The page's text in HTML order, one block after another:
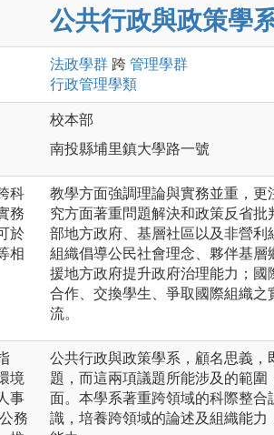
公共行政與政策學
法政學群 跨 管理學群
行政管理學類
校本部
南投縣埔里鎮大學路一號
科
務
於
相
教學方面強調理論與實務並重，
究方面著重問題解決和政策反省
部地方政府、基層社區以及非營利
組織倡導公民社會理念、夥伴基
援地方政府提升政府治理能力；
合作、交換學生、爭取國際組織
流。
境
事
務
公共行政與政策學系，顧名思義
題，而這兩項議題所能涉及的範
面。本學系著重跨領域的科際整
識，培養跨領域的論述及組織能